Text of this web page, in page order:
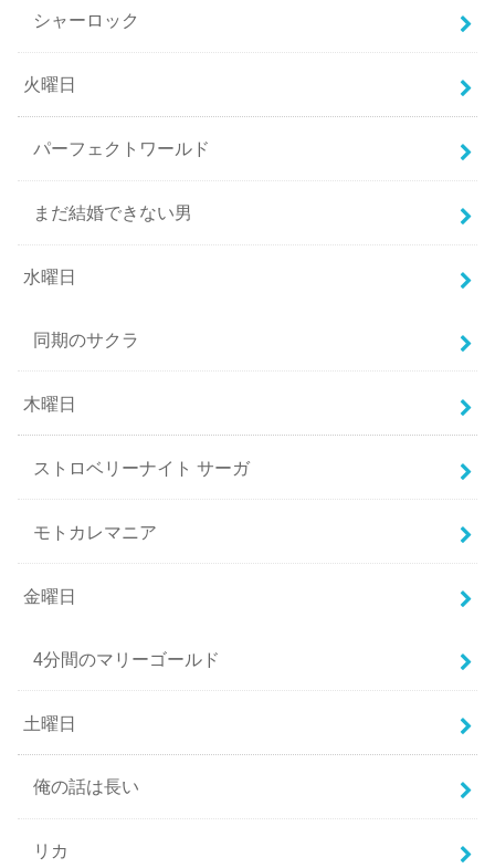
シャーロック
火曜日
パーフェクトワールド
まだ結婚できない男
水曜日
同期のサクラ
木曜日
ストロベリーナイト サーガ
モトカレマニア
金曜日
4分間のマリーゴールド
土曜日
俺の話は長い
リカ